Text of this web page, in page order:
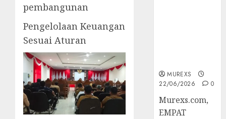
pembangunan
Pengelolaan Keuangan
Sesuai Aturan
MUREXS
22/06/2026
0
‎Murexs.com,
EMPAT